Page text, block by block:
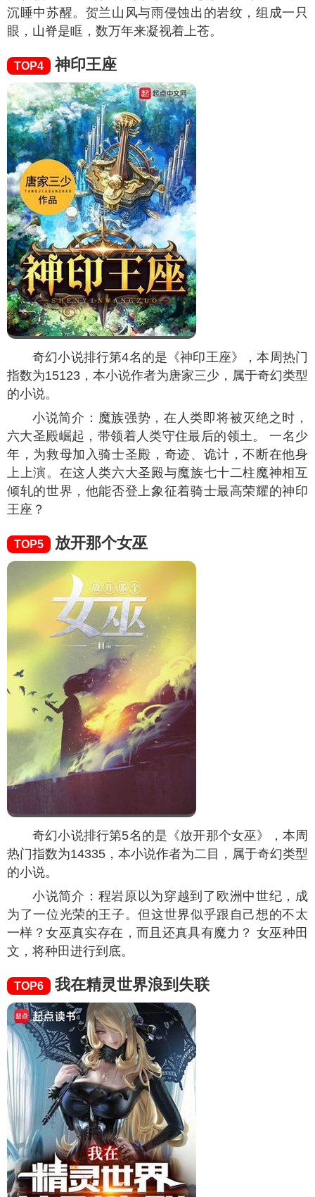
沉睡中苏醒。贺兰山风与雨侵蚀出的岩纹，组成一只
眼，山脊是眶，数万年来凝视着上苍。
TOP4 神印王座
奇幻小说排行第4名的是《神印王座》，本周热门
指数为15123 ，本小说作者为唐家三少，属于奇幻类型
的小说。
小说简介：魔族强势，在人类即将被灭绝之时，
六大圣殿崛起，带领着人类守住最后的领土。 一名少
年，为救母加入骑士圣殿，奇迹、诡计，不断在他身
上上演。在这人类六大圣殿与魔族七十二柱魔神相互
倾轧的世界，他能否登上象征着骑士最高荣耀的神印
王座？
TOP5 放开那个女巫
奇幻小说排行第5名的是《放开那个女巫》，本周
热门指数为14335 ，本小说作者为二目，属于奇幻类型
的小说。
小说简介：程岩原以为穿越到了欧洲中世纪，成
为了一位光荣的王子。但这世界似乎跟自己想的不太
一样？女巫真实存在，而且还真具有魔力？ 女巫种田
文，将种田进行到底。
TOP6 我在精灵世界浪到失联